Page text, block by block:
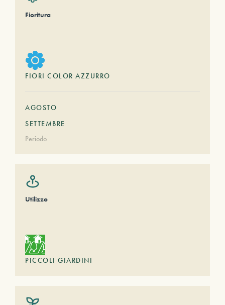
Fioritura
FIORI COLOR AZZURRO
AGOSTO
SETTEMBRE
Periodo
Utilizzo
PICCOLI GIARDINI